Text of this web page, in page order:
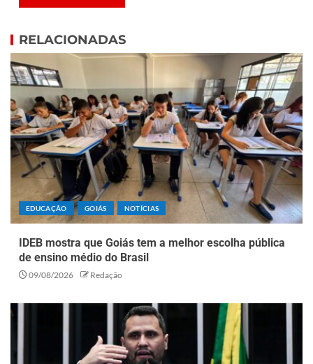
RELACIONADAS
EDUCAÇÃO GOIÁS NOTÍCIAS
IDEB mostra que Goiás tem a melhor escolha pública
de ensino médio do Brasil
09/08/2026 Redação